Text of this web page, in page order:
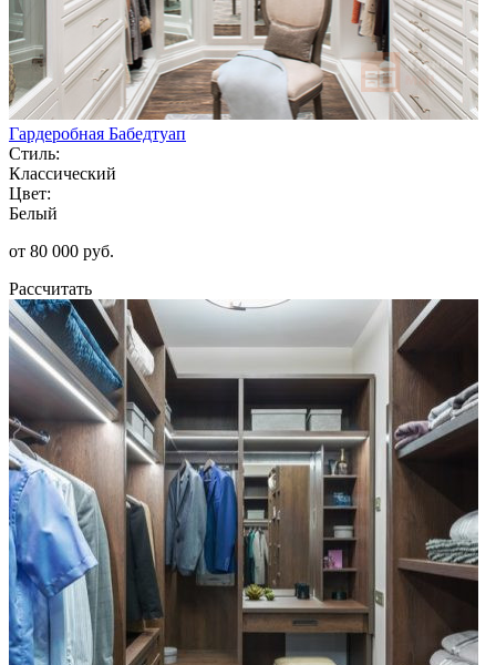
Гардеробная Бабедтуап
Стиль:
Классический
Цвет:
Белый
от 80 000 руб.
Рассчитать